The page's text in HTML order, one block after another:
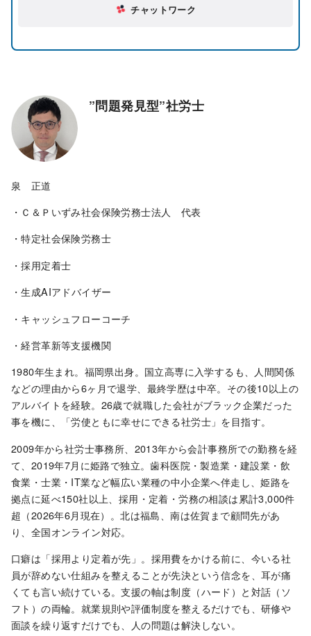
チャットワーク
”問題発見型”社労士
泉 正道
・Ｃ＆Ｐいずみ社会保険労務士法人 代表
・特定社会保険労務士
・採用定着士
・生成AIアドバイザー
・キャッシュフローコーチ
・経営革新等支援機関
1980年生まれ。福岡県出身。国立高専に入学するも、人間関係
などの理由から6ヶ月で退学、最終学歴は中卒。その後10以上の
アルバイトを経験。26歳で就職した会社がブラック企業だった
事を機に、「労使ともに幸せにできる社労士」を目指す。
2009年から社労士事務所、2013年から会計事務所での勤務を経
て、2019年7月に姫路で独立。歯科医院・製造業・建設業・飲
食業・士業・IT業など幅広い業種の中小企業へ伴走し、姫路を
拠点に延べ150社以上、採用・定着・労務の相談は累計3,000件
超（2026年6月現在）。北は福島、南は佐賀まで顧問先があ
り、全国オンライン対応。
口癖は「採用より定着が先」。採用費をかける前に、今いる社
員が辞めない仕組みを整えることが先決という信念を、耳が痛
くても言い続けている。支援の軸は制度（ハード）と対話（ソ
フト）の両輪。就業規則や評価制度を整えるだけでも、研修や
面談を繰り返すだけでも、人の問題は解決しない。